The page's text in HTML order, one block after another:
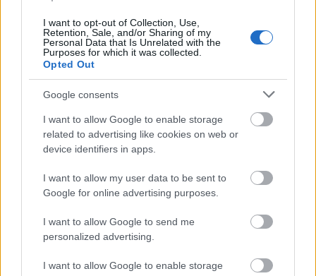
I want to opt-out of Collection, Use,
Retention, Sale, and/or Sharing of my
Personal Data that Is Unrelated with the
Purposes for which it was collected.
Opted Out
Google consents
I want to allow Google to enable storage
related to advertising like cookies on web or
device identifiers in apps.
I want to allow my user data to be sent to
Google for online advertising purposes.
I want to allow Google to send me
personalized advertising.
I want to allow Google to enable storage
Η χώρα που ζει το δημογραφικό μας μέλλον
προβλέπεται να χάσει το 30% του πληθυσμού
της μέχρι το 2070
Ακαθάριστα οικόπεδα: Τι γίνεται όταν ο
ιδιοκτήτης δεν τα καθαρίσει - Πώς κινούνται
δήμοι και ΠΣ, ποιος πληρώνει τον λογαριασμό
Η επίθεση στη Hugging Face σηματοδοτεί την
έναρξη μιας επικίνδυνης εποχής